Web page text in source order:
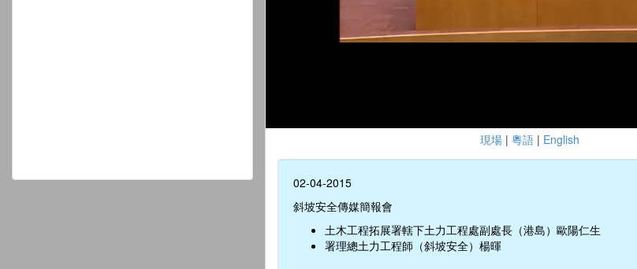
現場 | 粵語 | English
02-04-2015
斜坡安全傳媒簡報會
土木工程拓展署轄下土力工程處副處長（港島）歐陽仁生
署理總土力工程師（斜坡安全）楊暉